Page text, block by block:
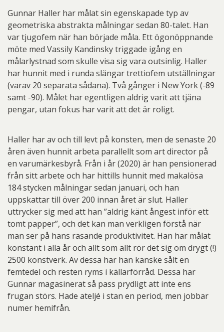
Gunnar Haller har målat sin egenskapade typ av
geometriska abstrakta målningar sedan 80-talet. Han
var tjugofem när han började måla. Ett ögonöppnande
möte med Vassily Kandinsky triggade igång en
målarlystnad som skulle visa sig vara outsinlig. Haller
har hunnit med i runda slängar trettiofem utställningar
(varav 20 separata sådana). Två gånger i New York (-89
samt -90). Målet har egentligen aldrig varit att tjäna
pengar, utan fokus har varit att det är roligt.
Haller har av och till levt på konsten, men de senaste 20
åren även hunnit arbeta parallellt som art director på
en varumärkesbyrå. Från i år (2020) är han pensionerad
från sitt arbete och har hittills hunnit med makalösa
184 stycken målningar sedan januari, och han
uppskattar till över 200 innan året är slut. Haller
uttrycker sig med att han ”aldrig känt ångest inför ett
tomt papper”, och det kan man verkligen förstå när
man ser på hans rasande produktivitet. Han har målat
konstant i alla år och allt som allt rör det sig om drygt (!)
2500 konstverk. Av dessa har han kanske sålt en
femtedel och resten ryms i källarförråd. Dessa har
Gunnar magasinerat så pass prydligt att inte ens
frugan störs. Hade ateljé i stan en period, men jobbar
numer hemifrån.